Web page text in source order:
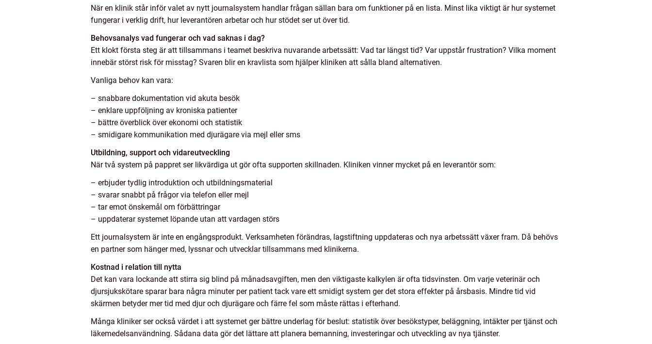
När en klinik står inför valet av nytt journalsystem handlar frågan sällan bara om funktioner på en lista. Minst lika viktigt är hur systemet
fungerar i verklig drift, hur leverantören arbetar och hur stödet ser ut över tid.
Behovsanalys vad fungerar och vad saknas i dag?
Ett klokt första steg är att tillsammans i teamet beskriva nuvarande arbetssätt: Vad tar längst tid? Var uppstår frustration? Vilka moment
innebär störst risk för misstag? Svaren blir en kravlista som hjälper kliniken att sålla bland alternativen.
Vanliga behov kan vara:
– snabbare dokumentation vid akuta besök
– enklare uppföljning av kroniska patienter
– bättre överblick över ekonomi och statistik
– smidigare kommunikation med djurägare via mejl eller sms
Utbildning, support och vidareutveckling
När två system på pappret ser likvärdiga ut gör ofta supporten skillnaden. Kliniken vinner mycket på en leverantör som:
– erbjuder tydlig introduktion och utbildningsmaterial
– svarar snabbt på frågor via telefon eller mejl
– tar emot önskemål om förbättringar
– uppdaterar systemet löpande utan att vardagen störs
Ett journalsystem är inte en engångsprodukt. Verksamheten förändras, lagstiftning uppdateras och nya arbetssätt växer fram. Då behövs
en partner som hänger med, lyssnar och utvecklar tillsammans med klinikerna.
Kostnad i relation till nytta
Det kan vara lockande att stirra sig blind på månadsavgiften, men den viktigaste kalkylen är ofta tidsvinsten. Om varje veterinär och
djursjukskötare sparar bara några minuter per patient tack vare ett smidigt system ger det stora effekter på årsbasis. Mindre tid vid
skärmen betyder mer tid med djur och djurägare och färre fel som måste rättas i efterhand.
Många kliniker ser också värdet i att systemet ger bättre underlag för beslut: statistik över besökstyper, beläggning, intäkter per tjänst och
läkemedelsanvändning. Sådana data gör det lättare att planera bemanning, investeringar och utveckling av nya tjänster.